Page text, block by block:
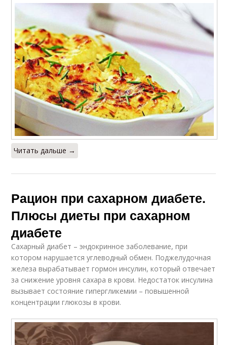
Читать дальше →
Рацион при сахарном диабете.
Плюсы диеты при сахарном
диабете
Сахарный диабет – эндокринное заболевание, при
котором нарушается углеводный обмен. Поджелудочная
железа вырабатывает гормон инсулин, который отвечает
за снижение уровня сахара в крови. Недостаток инсулина
вызывает состояние гипергликемии – повышенной
концентрации глюкозы в крови.